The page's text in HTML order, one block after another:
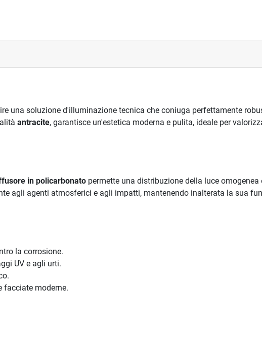
una soluzione d'illuminazione tecnica che coniuga perfettamente
antracite, garantisce un'estetica moderna e pulita, ideale per
in policarbonato permette una distribuzione della luce omogenea
agli agenti atmosferici e agli impatti, mantenendo inalterata la sua
la corrosione.
UV e agli urti.
facciate moderne.